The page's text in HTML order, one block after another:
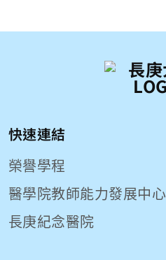
快速連結
榮譽學程
醫學院教師能力發展中心
長庚紀念醫院